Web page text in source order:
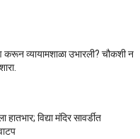
व्यायामशाळा उभारली? चौकशी न
विद्या मंदिर सावर्डीत